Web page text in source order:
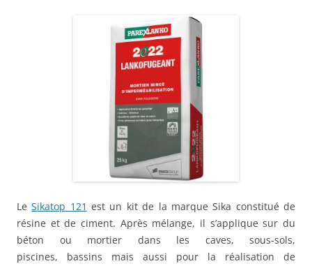
LeSikatop 121 est un kit de la marque Sika constitué de
résine et de ciment. Après mélange, il s’applique sur du
béton ou mortier dans les caves, sous-sols,
piscines, bassins mais aussi pour la réalisation de